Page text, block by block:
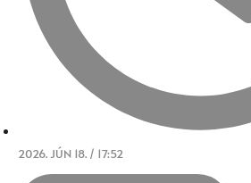
2026. JÚN 18. / 17:52